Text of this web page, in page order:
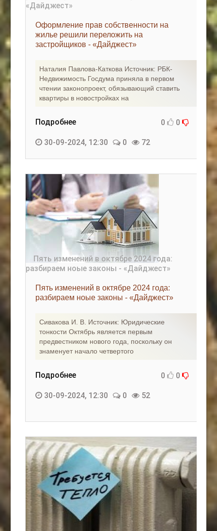
Оформление прав собственности на
жилье решили переложить на
застройщиков - «Дайджест»
Наталия Павлова-Каткова Источник: РБК-
Недвижимость Госдума приняла в первом
чтении законопроект, обязывающий ставить
квартиры в новостройках на
Подробнее 0 0
30-09-2024, 12:30 0 72
Пять изменений в октябре 2024 года:
разбираем ноые законы - «Дайджест»
Сивакова И. В. Источник: Юридические
тонкости Октябрь является первым
предвестником нового года, поскольку он
знаменует начало четвертого
Подробнее 0 0
30-09-2024, 12:30 0 52